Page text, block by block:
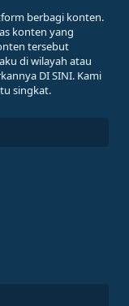
berbagi konten.
konten yang
tersebut
di wilayah atau
DI SINI. Kami
singkat.